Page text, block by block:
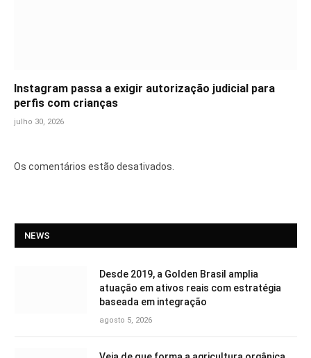
Instagram passa a exigir autorização judicial para
perfis com crianças
julho 30, 2026
Os comentários estão desativados.
NEWS
Desde 2019, a Golden Brasil amplia
atuação em ativos reais com estratégia
baseada em integração
agosto 5, 2026